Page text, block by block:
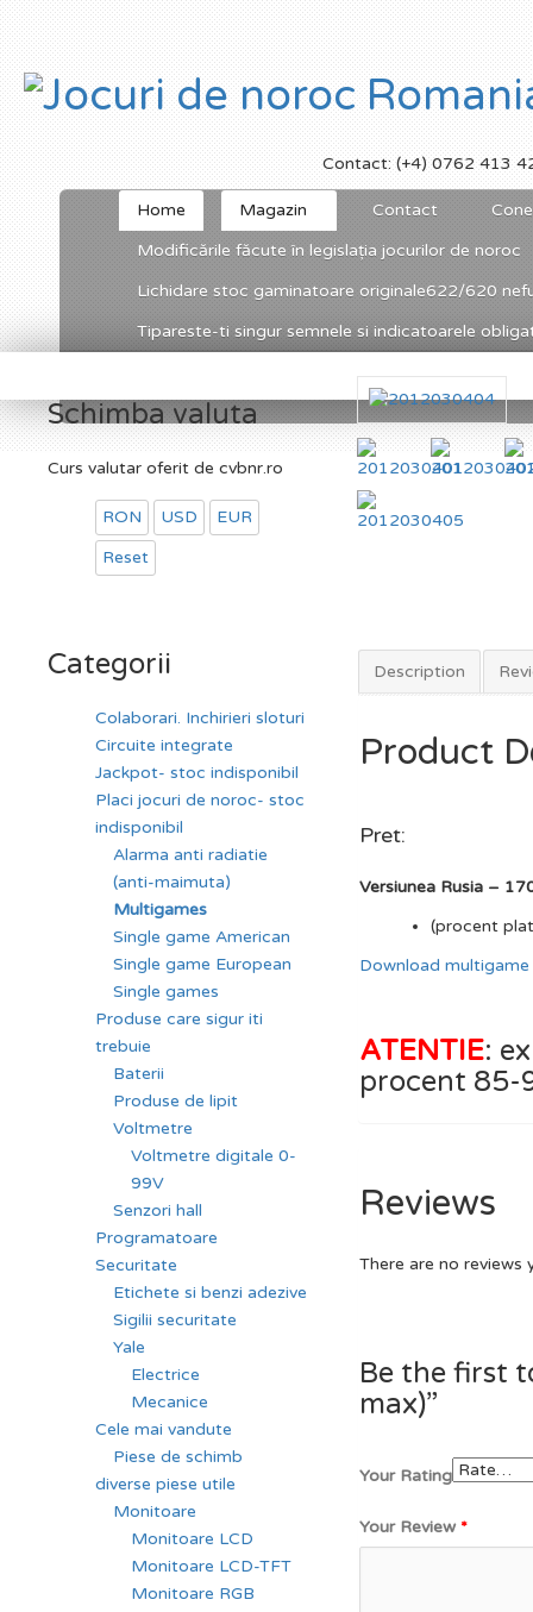
Contact: (+4) 0762 413
Home Magazin Contact
Modificările făcute în legislația jocurilor de noroc
Lichidare stoc gaminatoare originale622/620
Tipareste-ti singur semnele si indicatoarele
Description
Product
Pret:
Versiunea Rusia –
(procent
Download
ATENTIE:
procent 85-
Reviews
There are no reviews
Be the first
max)”
Your Rating
Your Review *
Schimba valuta
Curs valutar oferit de cvbnr.ro
RON USD
EUR
Reset
Categorii
Colaborari. Inchirieri sloturi
Circuite integrate
Jackpot- stoc indisponibil
Placi jocuri de noroc- stoc
indisponibil
Alarma anti radiatie
(anti-maimuta)
Multigames
Single game American
Single game European
Single games
Produse care sigur iti
trebuie
Baterii
Produse de lipit
Voltmetre
Voltmetre digitale 0-
99V
Senzori hall
Programatoare
Securitate
Etichete si benzi adezive
Sigilii securitate
Yale
Electrice
Mecanice
Cele mai vandute
Piese de schimb
diverse piese utile
Monitoare
Monitoare LCD
Monitoare LCD-TFT
Monitoare RGB